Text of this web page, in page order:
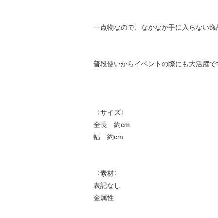
一点物なので、なかなか手に入らない逸
普段使いからイベントの際にも大活躍
〈サイズ〉
全長 約cm
幅 約cm
〈素材〉
表記なし
金属性